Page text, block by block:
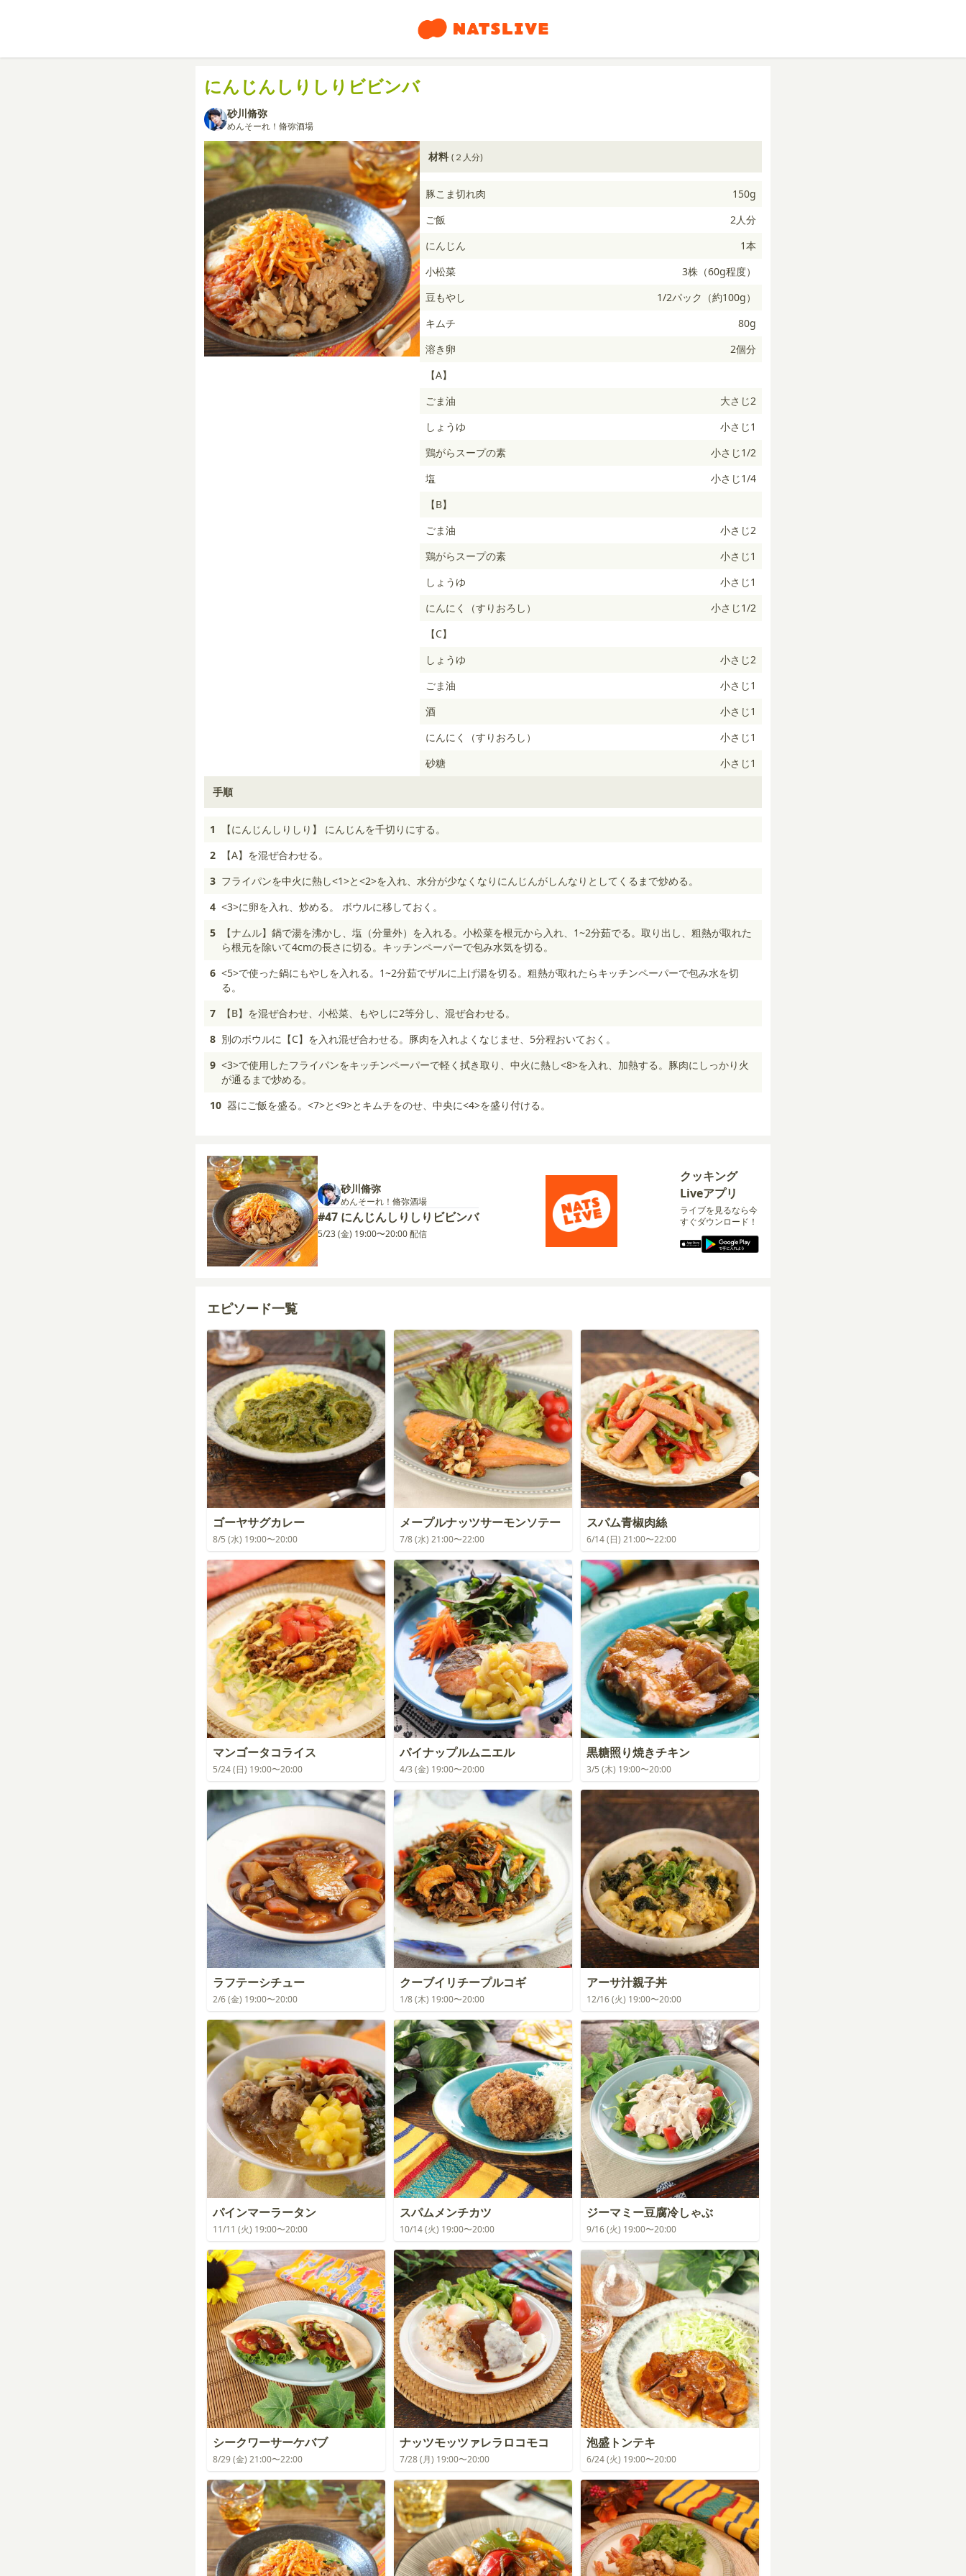
にんじんしりしりビビンバ
砂川脩弥
めんそーれ！脩弥酒場
材料 (２人分)
豚こま切れ肉
150g
ご飯
2人分
にんじん
1本
小松菜
3株（60g程度）
豆もやし
1/2パック（約100g）
キムチ
80g
溶き卵
2個分
【A】
ごま油
大さじ2
しょうゆ
小さじ1
鶏がらスープの素
小さじ1/2
塩
小さじ1/4
【B】
ごま油
小さじ2
鶏がらスープの素
小さじ1
しょうゆ
小さじ1
にんにく（すりおろし）
小さじ1/2
【C】
しょうゆ
小さじ2
ごま油
小さじ1
酒
小さじ1
にんにく（すりおろし）
小さじ1
砂糖
小さじ1
手順
1
【にんじんしりしり】 にんじんを千切りにする。
2
【A】を混ぜ合わせる。
3 フライパンを中火に熱し<1>と<2>を入れ、水分が少なくなりにんじんがしんなりとしてくるまで炒める。
4 <3>に卵を入れ、炒める。 ボウルに移しておく。
5
【ナムル】鍋で湯を沸かし、塩（分量外）を入れる。小松菜を根元から入れ、1~2分茹でる。取り出し、粗熱が取れた
ら根元を除いて4cmの長さに切る。キッチンペーパーで包み水気を切る。
6 <5>で使った鍋にもやしを入れる。1~2分茹でザルに上げ湯を切る。粗熱が取れたらキッチンペーパーで包み水を切
る。
7
【B】を混ぜ合わせ、小松菜、もやしに2等分し、混ぜ合わせる。
8 別のボウルに【C】を入れ混ぜ合わせる。豚肉を入れよくなじませ、5分程おいておく。
9 <3>で使用したフライパンをキッチンペーパーで軽く拭き取り、中火に熱し<8>を入れ、加熱する。豚肉にしっかり火
が通るまで炒める。
10 器にご飯を盛る。<7>と<9>とキムチをのせ、中央に<4>を盛り付ける。
砂川脩弥
めんそーれ！脩弥酒場
#47 にんじんしりしりビビンバ
5/23 (金) 19:00〜20:00 配信
クッキング
Liveアプリ
ライブを見るなら今
すぐダウンロード！
エピソード一覧
ゴーヤサグカレー
8/5 (水) 19:00〜20:00
メープルナッツサーモンソテー
7/8 (水) 21:00〜22:00
スパム青椒肉絲
6/14 (日) 21:00〜22:00
マンゴータコライス
5/24 (日) 19:00〜20:00
パイナップルムニエル
4/3 (金) 19:00〜20:00
黒糖照り焼きチキン
3/5 (木) 19:00〜20:00
ラフテーシチュー
2/6 (金) 19:00〜20:00
クーブイリチープルコギ
1/8 (木) 19:00〜20:00
アーサ汁親子丼
12/16 (火) 19:00〜20:00
パインマーラータン
11/11 (火) 19:00〜20:00
スパムメンチカツ
10/14 (火) 19:00〜20:00
ジーマミー豆腐冷しゃぶ
9/16 (火) 19:00〜20:00
シークワーサーケバブ
8/29 (金) 21:00〜22:00
ナッツモッツァレラロコモコ
7/28 (月) 19:00〜20:00
泡盛トンテキ
6/24 (火) 19:00〜20:00